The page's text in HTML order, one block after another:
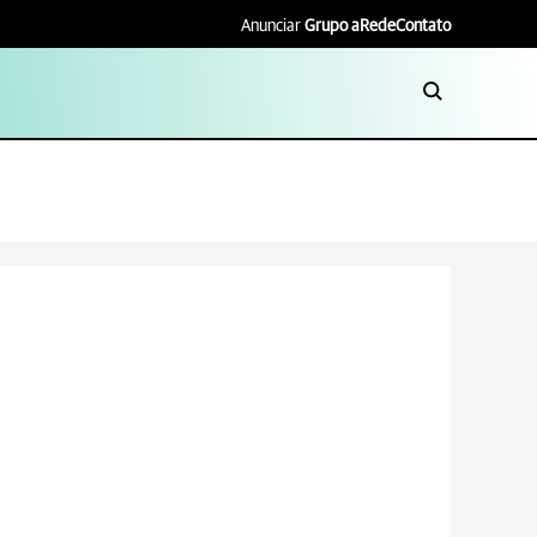
Anunciar Grupo aRedeContato